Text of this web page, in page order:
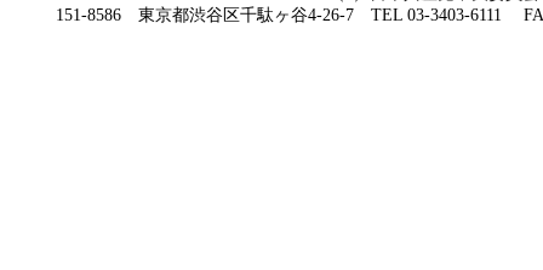
151-8586 東京都渋谷区千駄ヶ谷4-26-7 TEL 03-3403-6111